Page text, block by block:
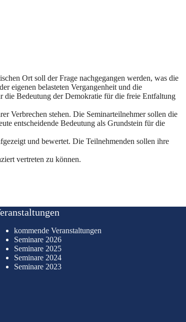
Ort soll der Frage nachgegangen werden, was die
eigenen belasteten Vergangenheit und die
die Bedeutung der Demokratie für die freie Entfaltung
Verbrechen stehen. Die Seminarteilnehmer sollen die
entscheidende Bedeutung als Grundstein für die
und bewertet. Die Teilnehmenden sollen ihre
vertreten zu können.
kommende Veranstaltungen
Seminare 2026
Seminare 2025
Seminare 2024
Seminare 2023